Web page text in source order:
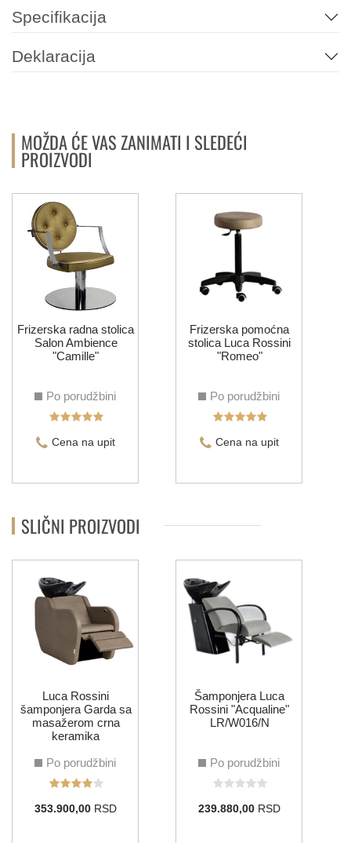
Specifikacija
Deklaracija
MOŽDA ĆE VAS ZANIMATI I SLEDEĆI
PROIZVODI
Frizerska radna stolica
Salon Ambience
"Camille"
Po porudžbini
Cena na upit
Frizerska pomoćna
stolica Luca Rossini
"Romeo"
Po porudžbini
Cena na upit
SLIČNI PROIZVODI
Luca Rossini
šamponjera Garda sa
masažerom crna
keramika
Po porudžbini
353.900,00RSD
Šamponjera Luca
Rossini "Acqualine"
LR/W016/N
Po porudžbini
239.880,00RSD